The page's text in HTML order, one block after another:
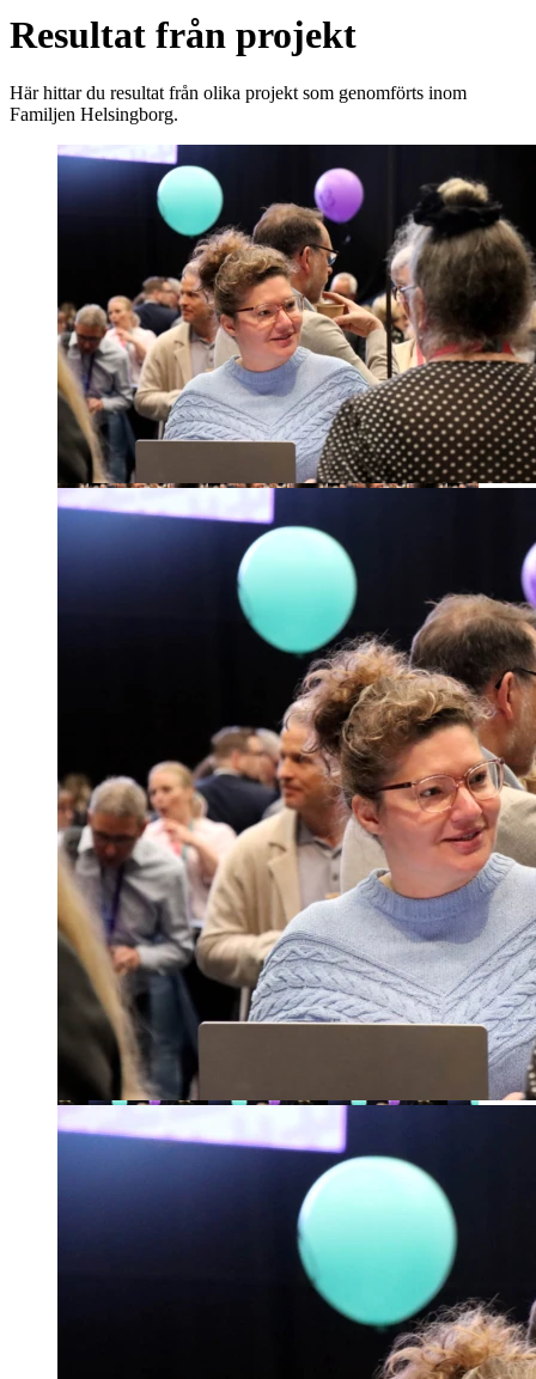
Resultat från projekt
Här hittar du resultat från olika projekt som genomförts inom
Familjen Helsingborg.